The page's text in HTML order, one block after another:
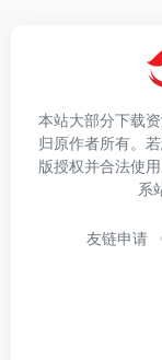
本站大部分下载
归原作者所有。
版授权并合法使
系
友链申请